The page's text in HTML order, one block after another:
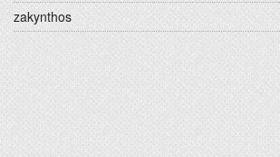
zakynthos